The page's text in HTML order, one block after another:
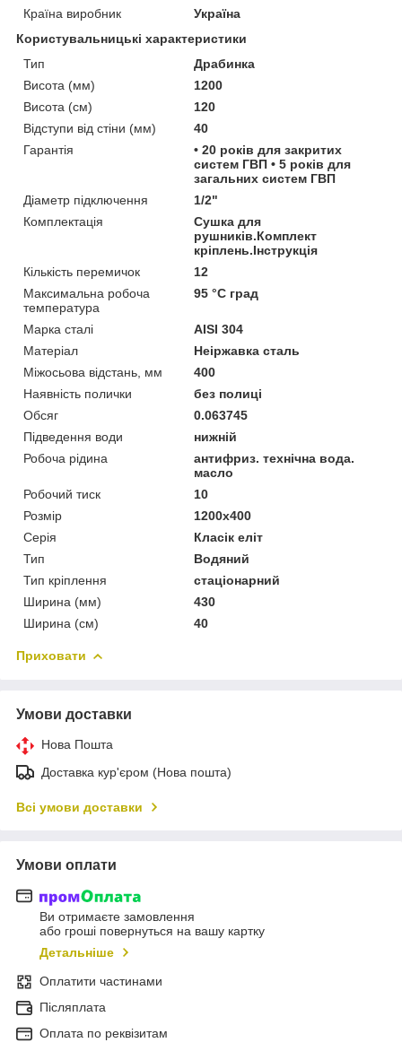
Країна виробник
Україна
Користувальницькі характеристики
Тип
Драбинка
Висота (мм)
1200
Висота (см)
120
Відступи від стіни (мм)
40
Гарантія
• 20 років для закритих
систем ГВП • 5 років для
загальних систем ГВП
Діаметр підключення
1/2"
Комплектація
Сушка для
рушників.Комплект
кріплень.Інструкція
Кількість перемичок
12
Максимальна робоча
температура
95 °С град
Марка сталі
AISI 304
Матеріал
Неіржавка сталь
Міжосьова відстань, мм
400
Наявність полички
без полиці
Обсяг
0.063745
Підведення води
нижній
Робоча рідина
антифриз. технічна вода.
масло
Робочий тиск
10
Розмір
1200x400
Серія
Класік еліт
Тип
Водяний
Тип кріплення
стаціонарний
Ширина (мм)
430
Ширина (см)
40
Приховати
Умови доставки
Нова Пошта
Доставка кур'єром (Нова пошта)
Всі умови доставки
Умови оплати
Ви отримаєте замовлення
або гроші повернуться на вашу картку
Детальніше
Оплатити частинами
Післяплата
Оплата по реквізитам